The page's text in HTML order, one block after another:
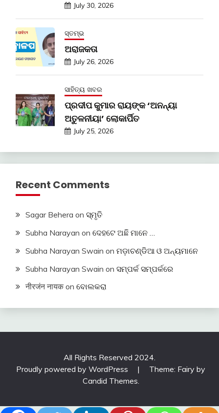
July 30, 2026
ସ୍ତମ୍ଭ
ଅରାଜକତା
July 26, 2026
ସାହିତ୍ୟ ଖବର
ପ୍ରଦୀପ କୁମାର ରାୟଙ୍କ ‘ଅନନ୍ୟା
ଅତୁଳନୀୟା’ ଲୋକାର୍ପିତ
July 25, 2026
Recent Comments
Sagar Behera on ସ୍ମୃତି
Subha Narayan on ଦେହଟେ ଅଛି ମାନେ …
Subha Narayan Swain on ମଡ଼ାଚଣ୍ଡିଆ ଓ ଅନ୍ୟମାନେ
Subha Narayan Swain on ସମ୍ପର୍କ ସମ୍ପର୍କରେ
नीरजंन नायक on ବୋଲକରା
All Rights Reserved 2024.
Proudly powered by WordPress
|
Theme: Fairy by
Candid Themes.